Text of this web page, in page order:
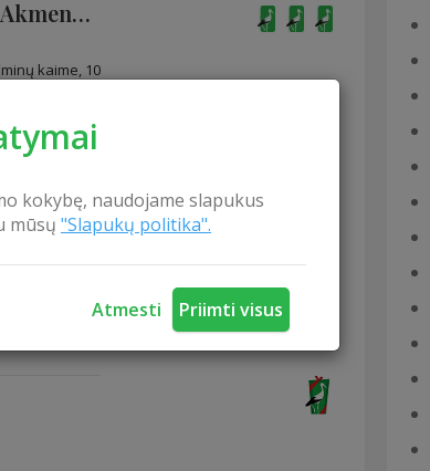
kokybę, naudojame slapukus
mūsų "Slapukų politika".
Atmesti Priimti visus
Jono ir Gražinos Vaitkų sodyba „Akmenynė“
kaime, 10
rasite:
Sodybos komforto lygis